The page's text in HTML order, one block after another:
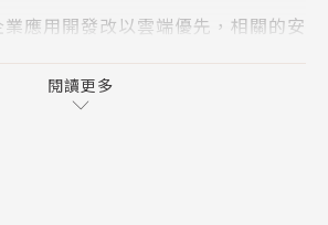
應用開發改以雲端優先，相關的安
台（Cloud-Native Application Pr
，CNAPP）提供了整合式的解決
態勢管理（CSPM）、雲端工作負
安全性「左移」延伸到開發的最前
閱讀更多